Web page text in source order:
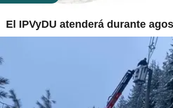
El IPVyDU atenderá durante